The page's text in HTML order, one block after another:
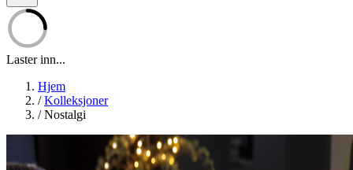
Laster inn...
Hjem
/ Kolleksjoner
/ Nostalgi